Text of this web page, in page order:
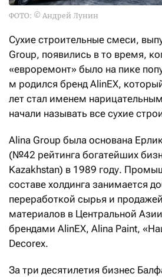
ФОТО: © Андрей Лунин
Сухие строительные смеси,
Group, появились в то время,
«евроремонт» было на пике
м родился бренд AlinEX,
лет стал именем
начали называть все сухие
Alina Group была основана
(№42 рейтинга богатейших
Kazakhstan) в 1989 году.
составе холдинга занимается
переработкой сырья и
материалов в Центральной
брендами AlinEX, Alina Paint,
Decorex.
За три десятилетия бизнес